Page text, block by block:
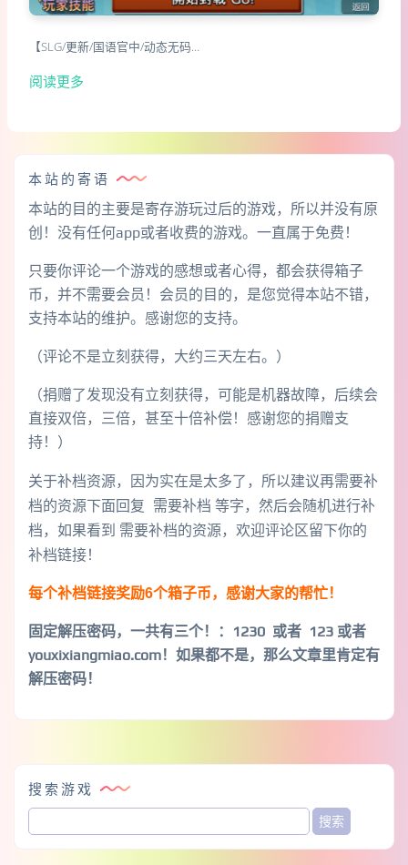
【SLG/更新/国语官中/动态无码…
阅读更多
本站的寄语
本站的目的主要是寄存游玩过后的游戏，所以并没有原
创！没有任何app或者收费的游戏。一直属于免费！
只要你评论一个游戏的感想或者心得，都会获得箱子
币，并不需要会员！会员的目的，是您觉得本站不错，
支持本站的维护。感谢您的支持。
（评论不是立刻获得，大约三天左右。）
（捐赠了发现没有立刻获得，可能是机器故障，后续会
直接双倍，三倍，甚至十倍补偿！感谢您的捐赠支
持！）
关于补档资源，因为实在是太多了，所以建议再需要补
档的资源下面回复 需要补档 等字，然后会随机进行补
档，如果看到 需要补档的资源，欢迎评论区留下你的
补档链接！
每个补档链接奖励6个箱子币，感谢大家的帮忙！
固定解压密码，一共有三个！
：1230 或者 123 或者
youxixiangmiao.com！如果都不是，那么文章里肯定有
解压密码！
搜索游戏